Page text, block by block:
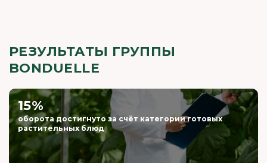
РЕЗУЛЬТАТЫ ГРУППЫ
BONDUELLE
15%
оборота достигнуто за счёт категории готовых
растительных блюд